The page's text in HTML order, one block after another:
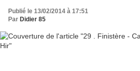
Publié le 13/02/2014 à 17:51
Par Didier 85